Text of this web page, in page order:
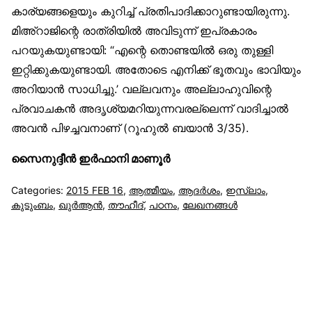
കാര്യങ്ങളെയും കുറിച്ച് പ്രതിപാദിക്കാറുണ്ടായിരുന്നു.
മിഅ്റാജിന്റെ രാത്രിയില്‍ അവിടുന്ന് ഇപ്രകാരം
പറയുകയുണ്ടായി: “എന്റെ തൊണ്ടയില്‍ ഒരു തുള്ളി
ഇറ്റിക്കുകയുണ്ടായി. അതോടെ എനിക്ക് ഭൂതവും ഭാവിയും
അറിയാന്‍ സാധിച്ചു.’ വല്ലവനും അല്ലാഹുവിന്റെ
പ്രവാചകന്‍ അദൃശ്യമറിയുന്നവരല്ലെന്ന് വാദിച്ചാല്‍
അവന്‍ പിഴച്ചവനാണ് (റൂഹുല്‍ ബയാന്‍ 3/35).
സൈനുദ്ദീന്‍ ഇര്‍ഫാനി മാണൂര്‍
Categories: 2015 FEB 16, ആത്മീയം, ആദര്‍ശം, ഇസ്‌ലാം,
കുടുംബം, ഖുര്‍ആന്‍, തൗഹീദ്, പഠനം, ലേഖനങ്ങള്‍